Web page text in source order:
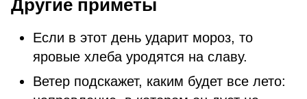
Другие приметы
Если в этот день ударит мороз, то
яровые хлеба уродятся на славу.
Ветер подскажет, каким будет все лето: